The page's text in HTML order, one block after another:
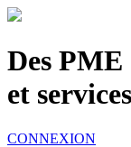
Des
et
CONNEXION